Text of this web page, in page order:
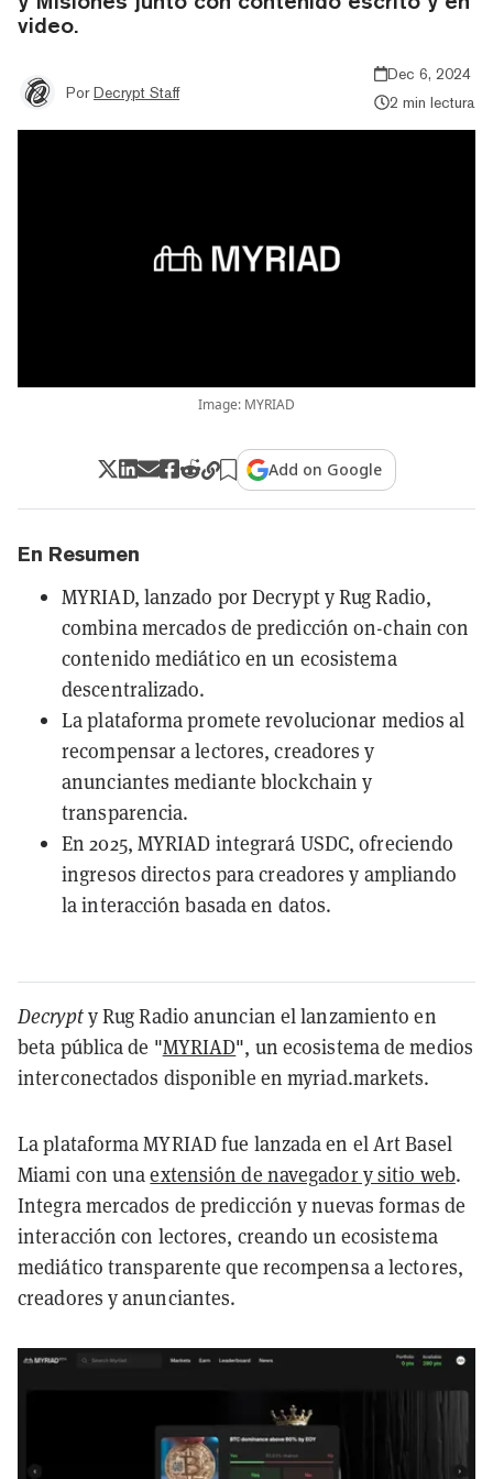
video.
Por Decrypt Staff
Dec 6, 2024
2 min lectura
Image: MYRIAD
Add on Google
En Resumen
MYRIAD, lanzado por Decrypt y Rug Radio,
combina mercados de predicción on-chain con
contenido mediático en un ecosistema
descentralizado.
La plataforma promete revolucionar medios al
recompensar a lectores, creadores y
anunciantes mediante blockchain y
transparencia.
En 2025, MYRIAD integrará USDC, ofreciendo
ingresos directos para creadores y ampliando
la interacción basada en datos.
Decrypty Rug Radio anuncian el lanzamiento en
beta pública de "MYRIAD", un ecosistema de medios
interconectados disponible en myriad.markets.
La plataforma MYRIAD fue lanzada en el Art Basel
Miami con unaextensión de navegador y sitio web.
Integra mercados de predicción y nuevas formas de
interacción con lectores, creando un ecosistema
mediático transparente que recompensa a lectores,
creadores y anunciantes.